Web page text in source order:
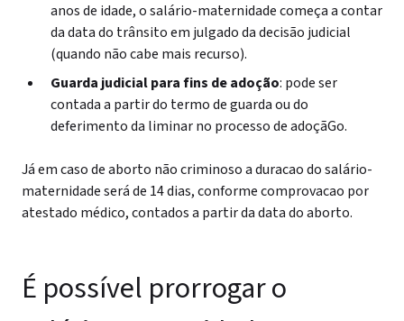
anos de idade, o salário-maternidade começa a contar
da data do trânsito em julgado da decisão judicial
(quando não cabe mais recurso).
Guarda judicial para fins de adoção: pode ser
contada a partir do termo de guarda ou do
deferimento da liminar no processo de adoçãGo.
Já em caso de aborto não criminoso a duracao do salário-
maternidade será de 14 dias, conforme comprovacao por
atestado médico, contados a partir da data do aborto.
É possível prorrogar o